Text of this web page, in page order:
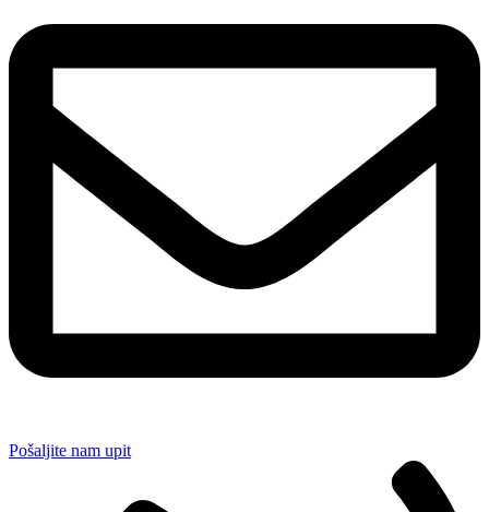
Pošaljite nam upit